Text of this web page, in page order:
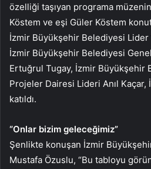
özelliği taşıyan programa
Köstem ve eşi Güler Köstem
İzmir Büyükşehir Belediyesi Lider
İzmir Büyükşehir Belediyesi Genel
Ertuğrul Tugay, İzmir Büyükşehir
Projeler Dairesi Lideri Anıl
katıldı.
“Onlar bizim geleceğimiz”
Şenlikte konuşan İzmir
Mustafa Özuslu, “Bu tabloyu